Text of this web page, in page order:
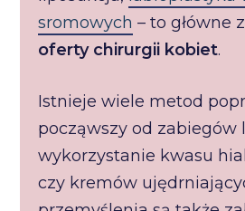
sromowych – to główne
oferty chirurgii kobiet.
Istnieje wiele metod
począwszy od zabiegów
wykorzystanie kwasu
czy kremów